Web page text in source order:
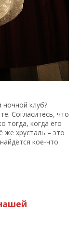
ночной клуб?
Согласитесь, что
тогда, когда его
же хрусталь – это
кое-что